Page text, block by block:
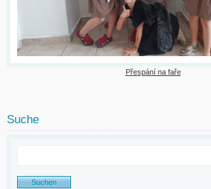
Přespání na faře
Suche